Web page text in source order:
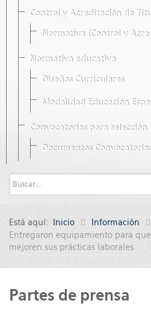
Control y Acreditación de
Normativa (Control y
Normativa educativa
Diseños Curriculares
Modalidad Educación
Convocatorias para selección
Documentos Convocatorias
Está aquí: Inicio Información
Entregaron equipamiento para
mejoren sus prácticas laborales
Partes de prensa